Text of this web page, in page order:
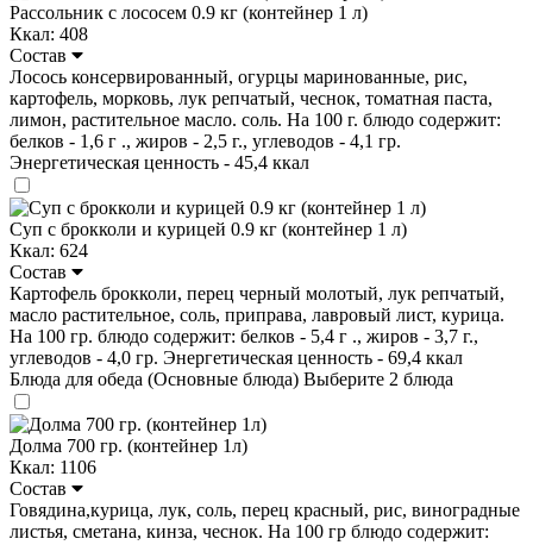
Рассольник с лососем 0.9 кг (контейнер 1 л)
Ккал: 408
Состав
Лосось консервированный, огурцы маринованные, рис,
картофель, морковь, лук репчатый, чеснок, томатная паста,
лимон, растительное масло. соль. На 100 г. блюдо содержит:
белков - 1,6 г ., жиров - 2,5 г., углеводов - 4,1 гр.
Энергетическая ценность - 45,4 ккал
Суп с брокколи и курицей 0.9 кг (контейнер 1 л)
Ккал: 624
Состав
Картофель брокколи, перец черный молотый, лук репчатый,
масло растительное, соль, приправа, лавровый лист, курица.
На 100 гр. блюдо содержит: белков - 5,4 г ., жиров - 3,7 г.,
углеводов - 4,0 гр. Энергетическая ценность - 69,4 ккал
Блюда для обеда (Основные блюда) Выберите 2 блюда
Долма 700 гр. (контейнер 1л)
Ккал: 1106
Состав
Говядина,курица, лук, соль, перец красный, рис, виноградные
листья, сметана, кинза, чеснок. На 100 гр блюдо содержит: